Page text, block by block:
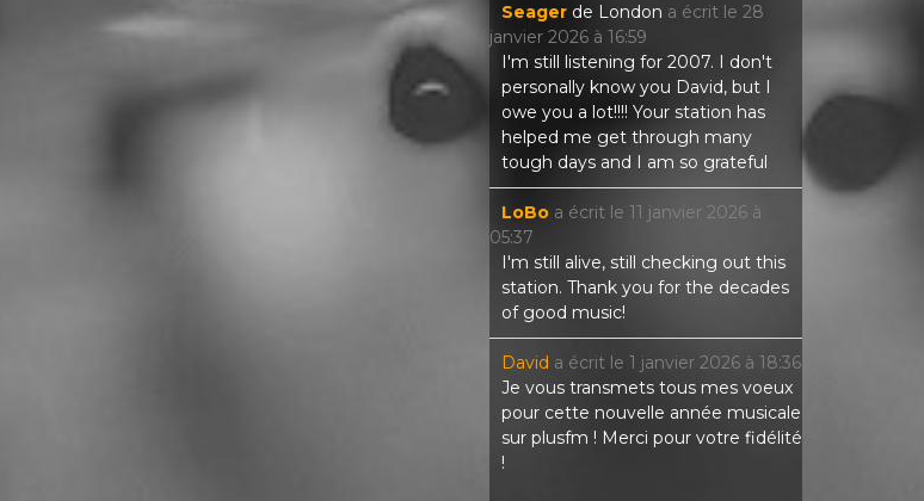
Seager de London a écrit le 28
janvier 2026 à 16:59
I'm still listening for 2007. I don't
personally know you David, but I
owe you a lot!!!! Your station has
helped me get through many
tough days and I am so grateful
LoBo a écrit le 11 janvier 2026 à
05:37
I'm still alive, still checking out this
station. Thank you for the decades
of good music!
David a écrit le 1 janvier 2026 à 18:36
Je vous transmets tous mes voeux
pour cette nouvelle année musicale
sur plusfm ! Merci pour votre fidélité
!